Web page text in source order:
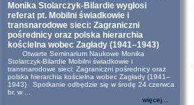
Monika Stolarczyk-Bilardie wygłosi
referat pt. Mobilni świadkowie i
transnarodowe sieci: Zagraniczni
pośrednicy oraz polska hierarchia
kościelna wobec Zagłady (1941–1943)
Otwarte Seminarium Naukowe Monika
Stolarczyk-Bilardie Mobilni świadkowie i
transnarodowe sieci: Zagraniczni pośrednicy oraz
polska hierarchia kościelna wobec Zagłady (1941–
1943) Spotkanie odbędzie się w środę 24 czerwca
br. w ...
więcej...